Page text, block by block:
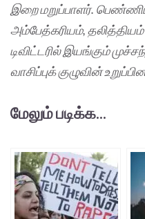
இறை மறுப்பாளர்.
அம்பேத்கரியம், தலித்தியம்
டிவிட்டரில் இயங்கும்
வாசிப்புக் குழுவின்
மேலும் படிக்க...